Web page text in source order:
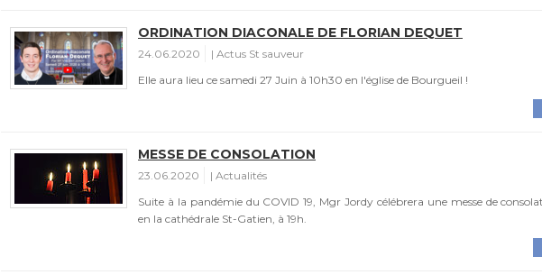
ORDINATION DIACONALE DE FLORIAN DEQUET
24.06.2020
Actus St sauveur
Elle aura lieu ce samedi 27 Juin à 10h30 en l'église de Bourgueil !
MESSE DE CONSOLATION
23.06.2020
Actualités
Suite à la pandémie du COVID 19, Mgr Jordy célébrera une messe de
en la cathédrale St-Gatien, à 19h.